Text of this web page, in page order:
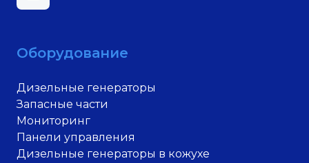
Оборудование
Дизельные генераторы
Запасные части
Мониторинг
Панели управления
Дизельные генераторы в кожухе